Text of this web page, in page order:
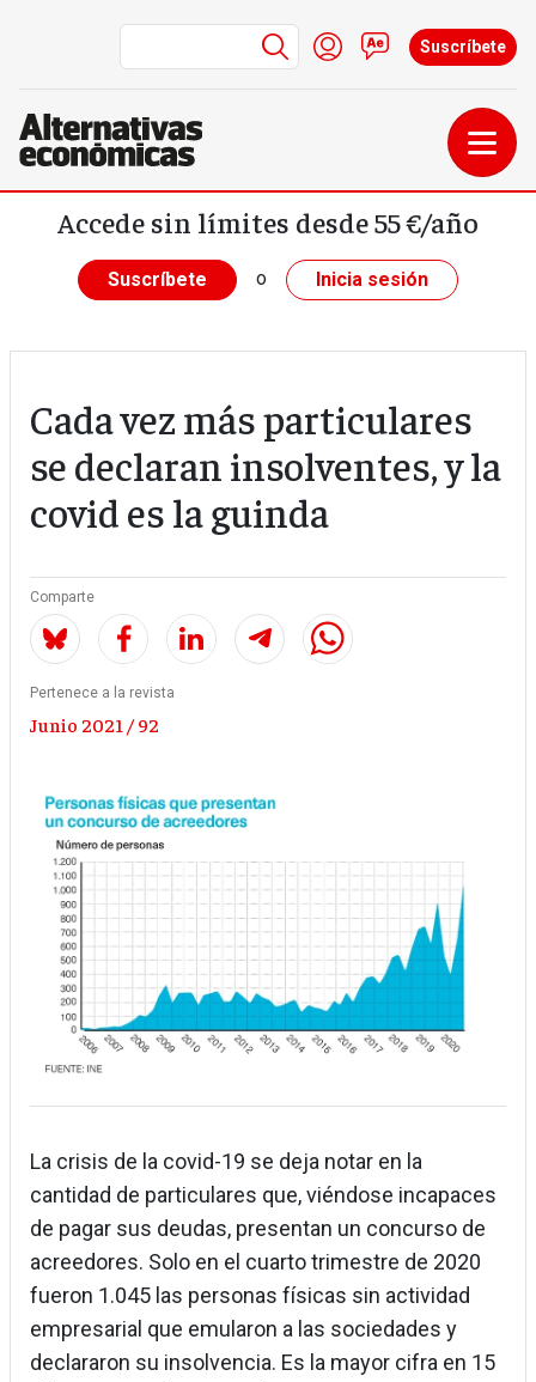
Pasar al contenido principal
Menú de cuenta de
Iniciar sesión
Contacto
Suscríbete
Accede sin límites desde 55 €/año
Suscríbete o Inicia sesión
Cada vez más particulares
se declaran insolventes, y la
covid es la guinda
Comparte
Pertenece a la revista
Junio 2021 / 92
La crisis de la covid-19 se deja notar en la
cantidad de particulares que, viéndose incapaces
de pagar sus deudas, presentan un concurso de
acreedores. Solo en el cuarto trimestre de 2020
fueron 1.045 las personas físicas sin actividad
empresarial que emularon a las sociedades y
declararon su insolvencia. Es la mayor cifra en 15